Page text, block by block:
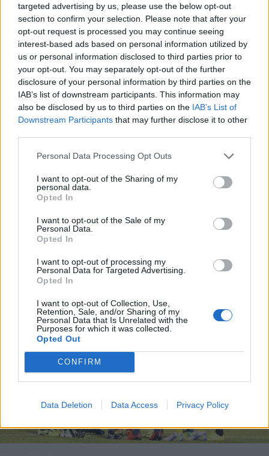
targeted advertising by us, please use the below opt-out
section to confirm your selection. Please note that after your
opt-out request is processed you may continue seeing
interest-based ads based on personal information utilized by
us or personal information disclosed to third parties prior to
your opt-out. You may separately opt-out of the further
disclosure of your personal information by third parties on the
IAB’s list of downstream participants. This information may
also be disclosed by us to third parties on the IAB’s List of
Downstream Participants that may further disclose it to other
Personal Data Processing Opt Outs
I want to opt-out of the Sharing of my
personal data.
Opted In
I want to opt-out of the Sale of my
Personal Data.
Opted In
I want to opt-out of processing my
Personal Data for Targeted Advertising.
Opted In
I want to opt-out of Collection, Use,
Retention, Sale, and/or Sharing of my
Personal Data that Is Unrelated with the
Purposes for which it was collected.
Opted Out
CONFIRM
Data Deletion Data Access Privacy Policy